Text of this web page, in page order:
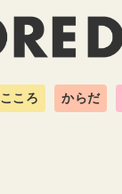
こころ からだ